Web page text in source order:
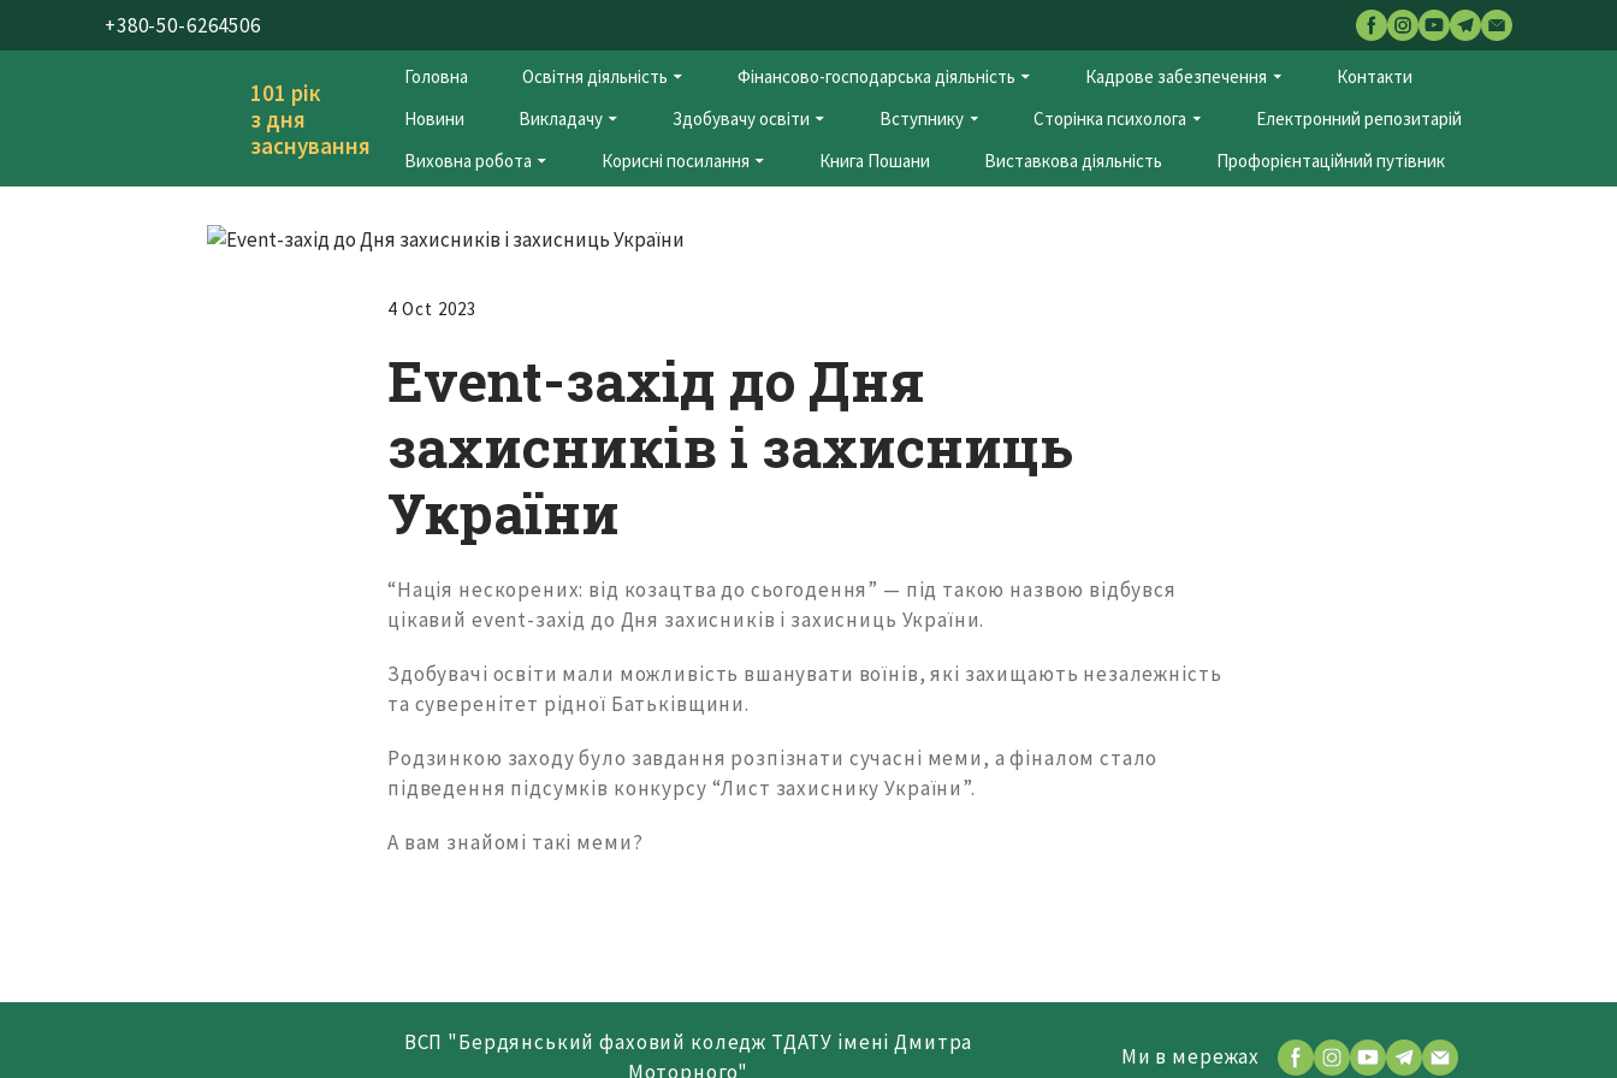
+380-50-6264506
101 рік
з дня
заснування
Головна Освітня діяльність Фінансово-господарська діяльність Кадрове забезпечення
Контакти
Новини
Викладачу Здобувачу освіти Вступнику Сторінка психолога
Електронний репозитарій
Виховна робота
Корисні посилання Книга Пошани Виставкова діяльність Профорієнтаційний путівник
4 Oct 2023
Еvent-захід до Дня
захисників і захисниць
України
“Нація нескорених: від козацтва до сьогодення” — під такою назвою відбувся
цікавий еvent-захід до Дня захисників і захисниць України.
Здобувачі освіти мали можливість вшанувати воїнів, які захищають незалежність
та суверенітет рідної Батьківщини.
Родзинкою заходу було завдання розпізнати сучасні меми, а фіналом стало
підведення підсумків конкурсу “Лист захиснику України”.
А вам знайомі такі меми?
ВСП "Бердянський фаховий коледж ТДАТУ імені Дмитра
Моторного"
Ми в мережах